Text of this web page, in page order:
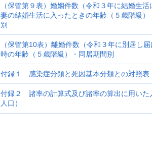
（保管第９表）婚姻件数（令和３年に結婚生
妻の結婚生活に入ったときの年齢（５歳階級
別
（保管第10表）離婚件数（令和３年に別居し
時の年齢（５歳階級）・同居期間別
付録１ 感染症分類と死因基本分類との対照表
付録２ 諸率の計算式及び諸率の算出に用いた
人口）